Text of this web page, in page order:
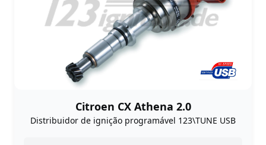
Citroen CX Athena 2.0
Distribuidor de ignição programável 123\TUNE USB